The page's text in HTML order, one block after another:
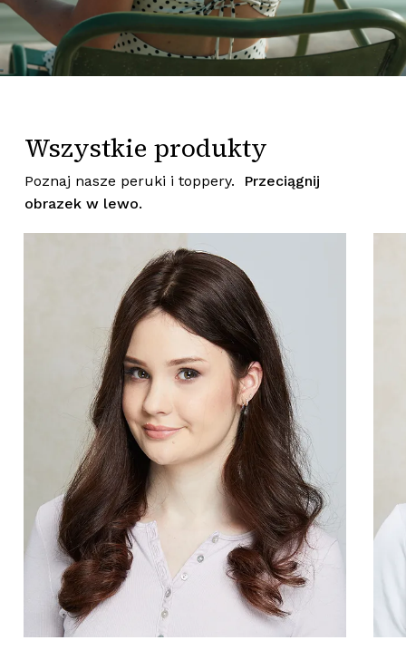
Wszystkie produkty
Poznaj nasze peruki i toppery.
Przeciągnij
obrazek w lewo.